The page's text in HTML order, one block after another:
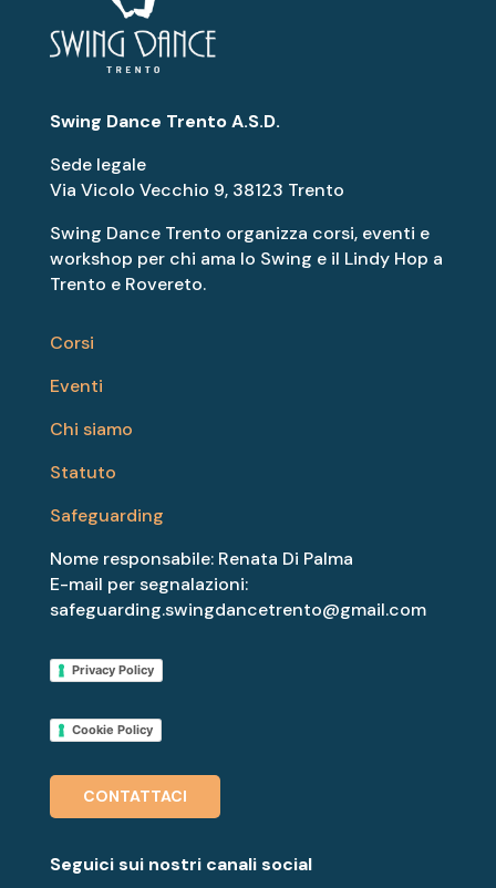
Swing Dance Trento A.S.D.
Sede legale
Via Vicolo Vecchio 9, 38123 Trento
Swing Dance Trento organizza corsi, eventi e
workshop per chi ama lo Swing e il Lindy Hop a
Trento e Rovereto.
Corsi
Eventi
Chi siamo
Statuto
Safeguarding
Nome responsabile: Renata Di Palma
E-mail per segnalazioni:
safeguarding.swingdancetrento@gmail.com
Privacy Policy
Cookie Policy
CONTATTACI
Seguici sui nostri canali social